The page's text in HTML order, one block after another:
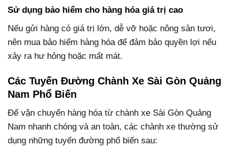
Sử dụng bảo hiểm cho hàng hóa giá trị cao
Nếu gửi hàng có giá trị lớn, dễ vỡ hoặc nông sản tươi,
nên mua bảo hiểm hàng hóa để đảm bảo quyền lợi nếu
xảy ra hư hỏng hoặc mất mát.
Các Tuyến Đường Chành Xe Sài Gòn Quảng
Nam Phổ Biến
Để vận chuyển hàng hóa từ chành xe Sài Gòn Quảng
Nam nhanh chóng và an toàn, các chành xe thường sử
dụng những tuyến đường phổ biến sau: